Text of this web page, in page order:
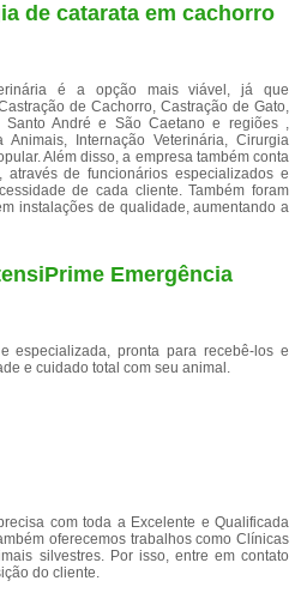
de catarata em cachorro
é a opção mais viável, já que
de Cachorro, Castração de Gato,
André e São Caetano e regiões ,
Internação Veterinária, Cirurgia
Além disso, a empresa também conta
através de funcionários especializados e
de cada cliente. Também foram
instalações de qualidade, aumentando a
Emergência
especializada, pronta para recebê-los e
e cuidado total com seu animal.
com toda a Excelente e Qualificada
oferecemos trabalhos como Clínicas
silvestres. Por isso, entre em contato
do cliente.